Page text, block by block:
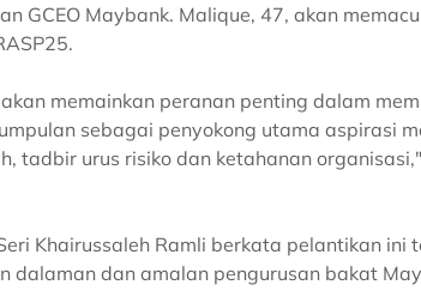
GCEO Maybank. Malique, 47, akan memacu
memainkan peranan penting dalam
sebagai penyokong utama aspirasi
tadbir urus risiko dan ketahanan organisasi,"
Khairussaleh Ramli berkata pelantikan ini
dalaman dan amalan pengurusan bakat